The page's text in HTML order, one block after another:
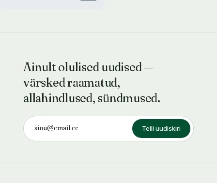
Ainult olulised uudised —
värsked raamatud,
allahindlused, sündmused.
Telli uudiskiri